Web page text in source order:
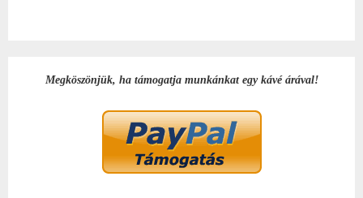
Megköszönjük, ha támogatja munkánkat egy kávé árával!